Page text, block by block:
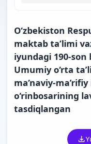
O‘zbekiston
maktab ta’limi
iyundagi 190-son
Umumiy o‘rta
ma’naviy-
o‘rinbosarining
tasdiqlangan